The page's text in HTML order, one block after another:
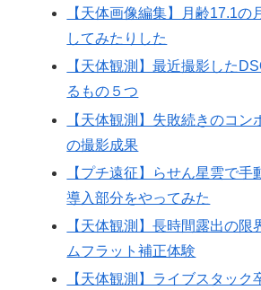
【天体画像編集】月齢17.1の
してみたりした
【天体観測】最近撮影した
るもの５つ
【天体観測】失敗続きのコン
の撮影成果
【プチ遠征】らせん星雲で手
導入部分をやってみた
【天体観測】長時間露出の限
ムフラット補正体験
【天体観測】ライブスタック